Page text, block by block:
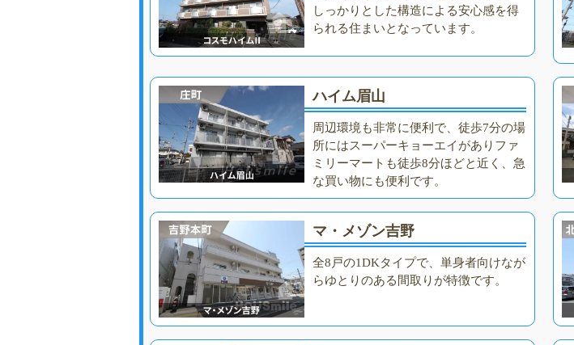
しっかりとした構造による安心感を得
られる住まいとなっています。
ハイム眉山
周辺環境も非常に便利で、徒歩7分の場
所にはスーパーキョーエイがありファ
ミリーマートも徒歩8分ほどと近く、急
な買い物にも便利です。
マ・メゾン吉野
全8戸の1DKタイプで、単身者向けなが
らゆとりのある間取りが特徴です。